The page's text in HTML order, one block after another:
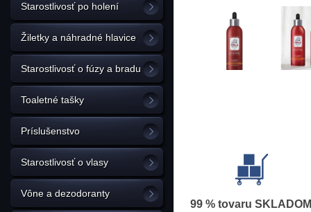
Starostlivosť po holení
Žiletky a náhradné hlavice
Starostlivosť o fúzy a bradu
Toaletné tašky
Príslušenstvo
Starostlivosť o vlasy
Vône a dezodoranty
99 % tovaru SKLADOM